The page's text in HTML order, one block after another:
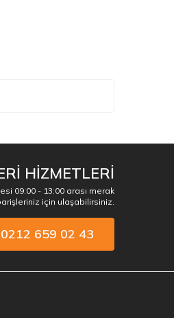
HİZMETLERİ
09:00 - 13:00 arası merak
için ulaşabilirsiniz.
659 02 43